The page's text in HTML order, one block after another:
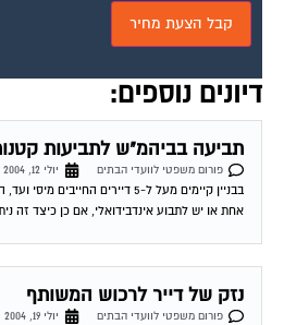
דיונים נוספים:
תביעה בביהמ"ש לתביעות
פורום משפטי לוועדי הבתים
יולי 12, 2004
בבניין קיימים מעל ל-5 דיירים
אחת או יש לתבוע אינדבידואלי, אם כן כיצד זה
נזק של דייר לרכוש המשותף
פורום משפטי לוועדי הבתים
יולי 19, 2004